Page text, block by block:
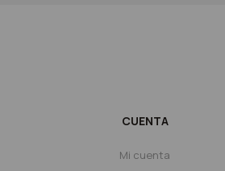
CUENTA
Mi cuenta